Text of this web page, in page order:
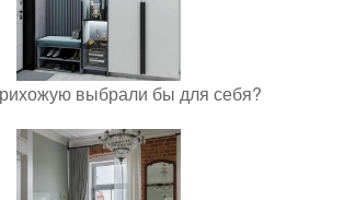
выбрали бы для себя?